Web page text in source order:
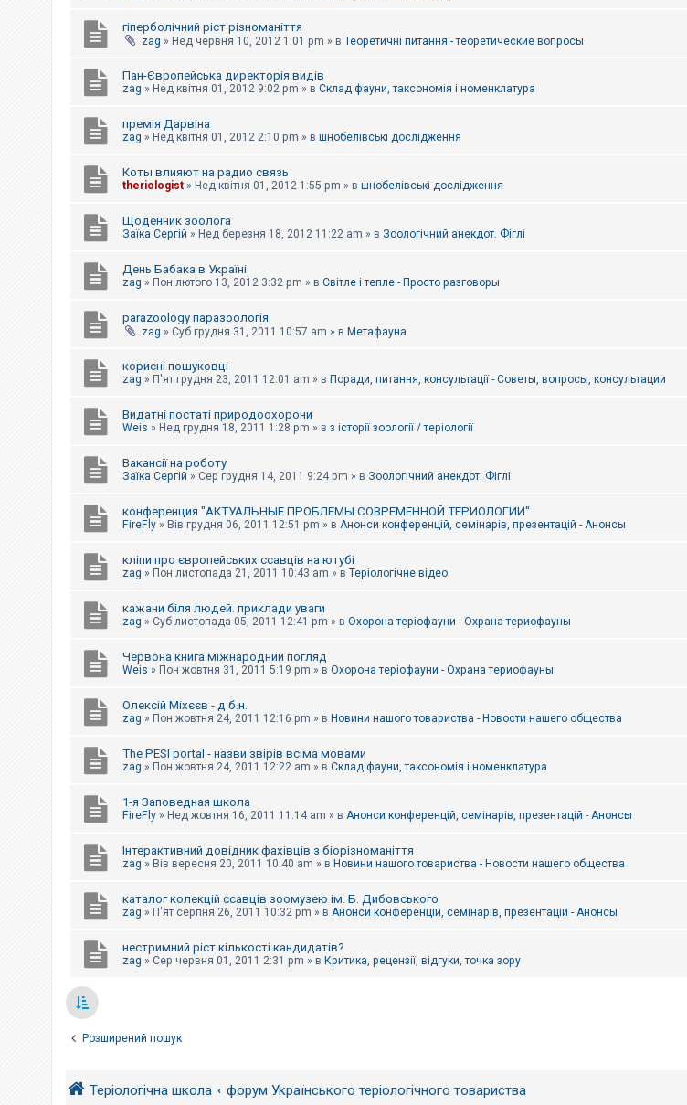
гіперболічний ріст різноманіття
zag » Нед червня 10, 2012 1:01 pm » в Теоретичні питання - теоретические вопросы
Пан-Європейська директорія видів
zag » Нед квітня 01, 2012 9:02 pm » в Склад фауни, таксономія і номенклатура
премія Дарвіна
zag » Нед квітня 01, 2012 2:10 pm » в шнобелівські дослідження
Коты влияют на радио связь
theriologist » Нед квітня 01, 2012 1:55 pm » в шнобелівські дослідження
Щоденник зоолога
Заїка Сергій » Нед березня 18, 2012 11:22 am » в Зоологічний анекдот. Фіглі
День Бабака в Україні
zag » Пон лютого 13, 2012 3:32 pm » в Світле і тепле - Просто разговоры
parazoology паразоологія
zag » Суб грудня 31, 2011 10:57 am » в Метафауна
корисні пошуковці
zag » П'ят грудня 23, 2011 12:01 am » в Поради, питання, консультації - Советы, вопросы, консультации
Видатні постаті природоохорони
Weis » Нед грудня 18, 2011 1:28 pm » в з історії зоології / теріології
Вакансії на роботу
Заїка Сергій » Сер грудня 14, 2011 9:24 pm » в Зоологічний анекдот. Фіглі
конференция "АКТУАЛЬНЫЕ ПРОБЛЕМЫ СОВРЕМЕННОЙ ТЕРИОЛОГИИ"
FireFly » Вів грудня 06, 2011 12:51 pm » в Анонси конференцій, семінарів, презентацій - Анонсы
кліпи про європейських ссавців на ютубі
zag » Пон листопада 21, 2011 10:43 am » в Теріологічне відео
кажани біля людей. приклади уваги
zag » Суб листопада 05, 2011 12:41 pm » в Охорона теріофауни - Охрана териофауны
Червона книга міжнародний погляд
Weis » Пон жовтня 31, 2011 5:19 pm » в Охорона теріофауни - Охрана териофауны
Олексій Міхєєв - д.б.н.
zag » Пон жовтня 24, 2011 12:16 pm » в Новини нашого товариства - Новости нашего общества
The PESI portal - назви звірів всіма мовами
zag » Пон жовтня 24, 2011 12:22 am » в Склад фауни, таксономія і номенклатура
1-я Заповедная школа
FireFly » Нед жовтня 16, 2011 11:14 am » в Анонси конференцій, семінарів, презентацій - Анонсы
Інтерактивний довідник фахівців з біорізноманіття
zag » Вів вересня 20, 2011 10:40 am » в Новини нашого товариства - Новости нашего общества
каталог колекцій ссавців зоомузею ім. Б. Дибовського
zag » П'ят серпня 26, 2011 10:32 pm » в Анонси конференцій, семінарів, презентацій - Анонсы
нестримний ріст кількості кандидатів?
zag » Сер червня 01, 2011 2:31 pm » в Критика, рецензії, відгуки, точка зору
Розширений пошук
Теріологічна школа форум Українського теріологічного товариства